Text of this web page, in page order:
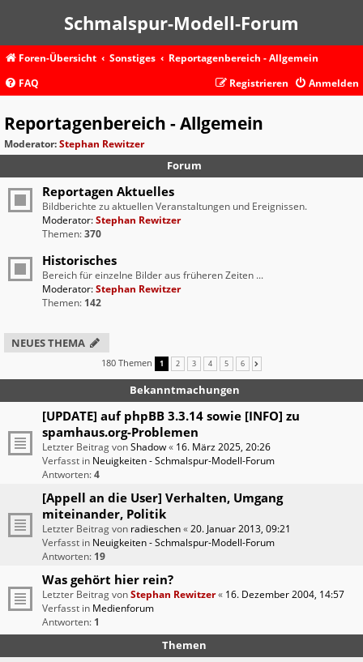
Schmalspur-Modell-Forum
Foren-Übersicht Sonstiges
Reportagenbereich - Allgemein
FAQ
Anmelden
Registrieren
Reportagenbereich - Allgemein
Moderator:Stephan Rewitzer
Forum
Reportagen Aktuelles
Bildberichte zu aktuellen Veranstaltungen und Ereignissen.
Moderator:Stephan Rewitzer
Themen:370
Historisches
Bereich für einzelne Bilder aus früheren Zeiten ...
Moderator:Stephan Rewitzer
Themen: 142
NEUES THEMA
180 Themen 1 2 3 4 5 6
Bekanntmachungen
[UPDATE] auf phpBB 3.3.14 sowie [INFO] zu
spamhaus.org-Problemen
Letzter Beitrag vonShadow« 16. März 2025, 20:26
Verfasst in Neuigkeiten - Schmalspur-Modell-Forum
Antworten:4
[Appell an die User] Verhalten, Umgang
miteinander, Politik
Letzter Beitrag von radieschen«20. Januar 2013, 09:21
Verfasst in Neuigkeiten - Schmalspur-Modell-Forum
Antworten: 19
Was gehört hier rein?
Letzter Beitrag vonStephan Rewitzer« 16. Dezember 2004, 14:57
Verfasst in Medienforum
Antworten: 1
Themen